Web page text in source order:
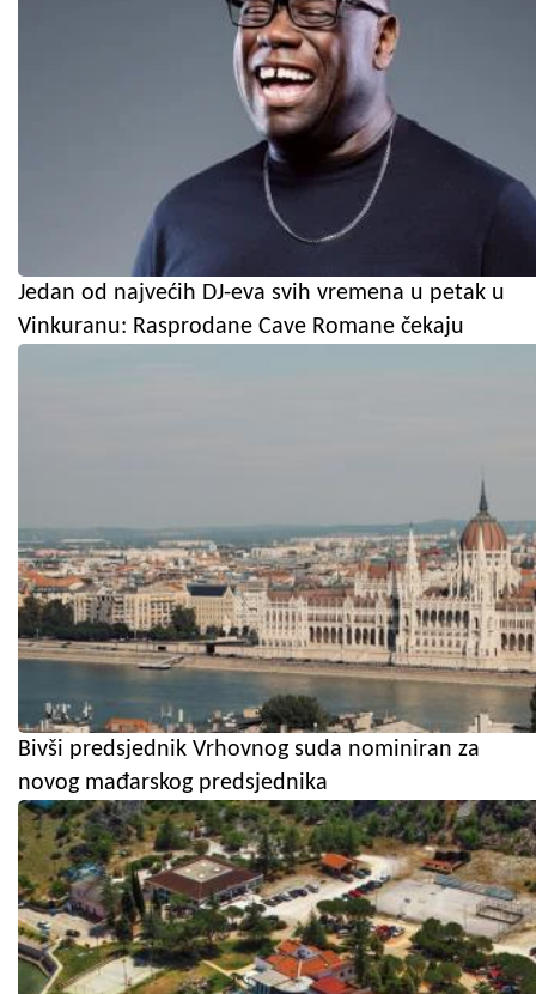
Jedan od najvećih DJ-eva svih vremena u petak u
Vinkuranu: Rasprodane Cave Romane čekaju
Bivši predsjednik Vrhovnog suda nominiran za
novog mađarskog predsjednika